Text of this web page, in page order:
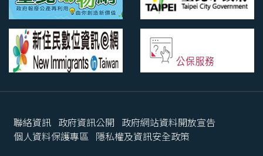
聯絡資訊 政府資訊公開 政府網站資料開放宣告
個人資料保護專區 隱私權及資訊安全政策